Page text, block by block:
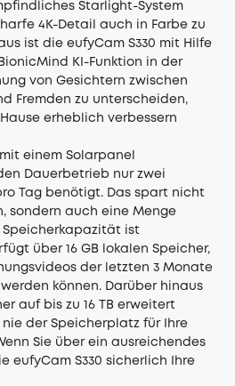
Starlight-System
4K-Detail auch in Farbe zu
ist die eufyCam S330 mit Hilfe
KI-Funktion in der
von Gesichtern zwischen
Fremden zu unterscheiden,
erheblich verbessern
einem Solarpanel
Dauerbetrieb nur zwei
Tag benötigt. Das spart nicht
sondern auch eine Menge
Speicherkapazität ist
über 16 GB lokalen Speicher,
der letzten 3 Monate
können. Darüber hinaus
auf bis zu 16 TB erweitert
der Speicherplatz für Ihre
Sie über ein ausreichendes
eufyCam S330 sicherlich Ihre